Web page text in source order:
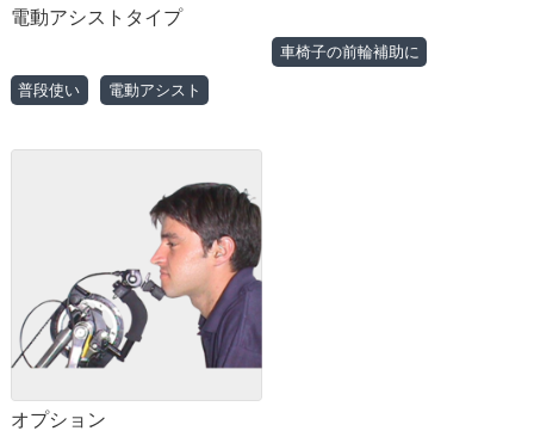
電動アシストタイプ
普段使い 電動アシスト
車椅子の前輪補助に
オプション